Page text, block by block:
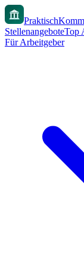
StellenangeboteTop
Für Arbeitgeber